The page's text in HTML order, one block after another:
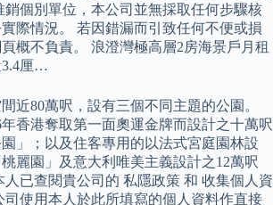
銷個別單位，本公司並無採取任何步驟核
際情況。 若因錯漏而引致任何不便或損
概不負責。 浪澄灣極高層2房海景戶月租
3.4厘…
近80萬呎，設有三個不同主題的公園。
香港奪取第一面奧運金牌而設計之十萬呎
」；以及住客專用的以法式宮庭園林設
麗園」及意大利唯美主義設計之12萬呎
人已查閱貴公司的 私隱政策 和 收集個人資
司使用本人於此所填寫的個人資料作直接